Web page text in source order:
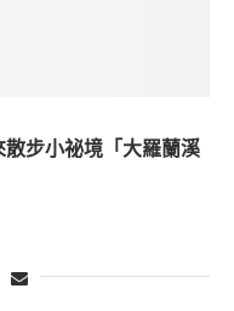
步小祕境「大羅蘭溪